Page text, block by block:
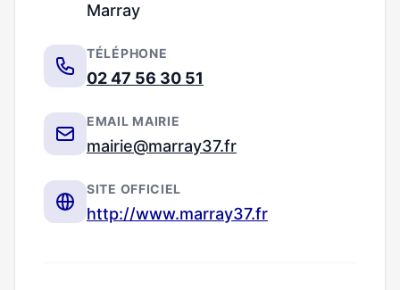
Marray
TÉLÉPHONE
02 47 56 30 51
EMAIL MAIRIE
mairie@marray37.fr
SITE OFFICIEL
http://www.marray37.fr